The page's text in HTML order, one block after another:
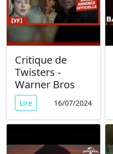
Critique de
Twisters -
Warner Bros
Lire 16/07/2024